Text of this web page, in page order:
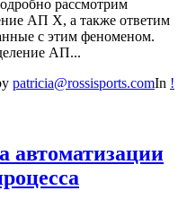
рассмотрим
АП Х, а также ответим
с этим феноменом.
АП...
patricia@rossisports.comIn !
автоматизации